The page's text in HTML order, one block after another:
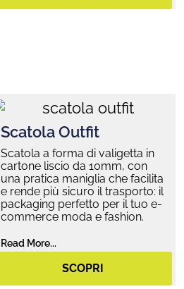
Scatola Outfit
Scatola a forma di valigetta in
cartone liscio da 10mm, con
una pratica maniglia che facilita
e rende più sicuro il trasporto: il
packaging perfetto per il tuo e-
commerce moda e fashion.
Read More...
SCOPRI